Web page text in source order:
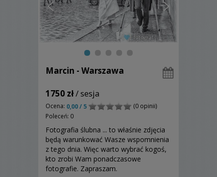
Marcin - Warszawa
1750 zł/ sesja
Ocena: 0,00 / 5
(0 opinii)
Poleceń: 0
Fotografia ślubna ... to właśnie zdjęcia
będą warunkować Wasze wspomnienia
z tego dnia. Więc warto wybrać kogoś,
kto zrobi Wam ponadczasowe
fotografie. Zapraszam.